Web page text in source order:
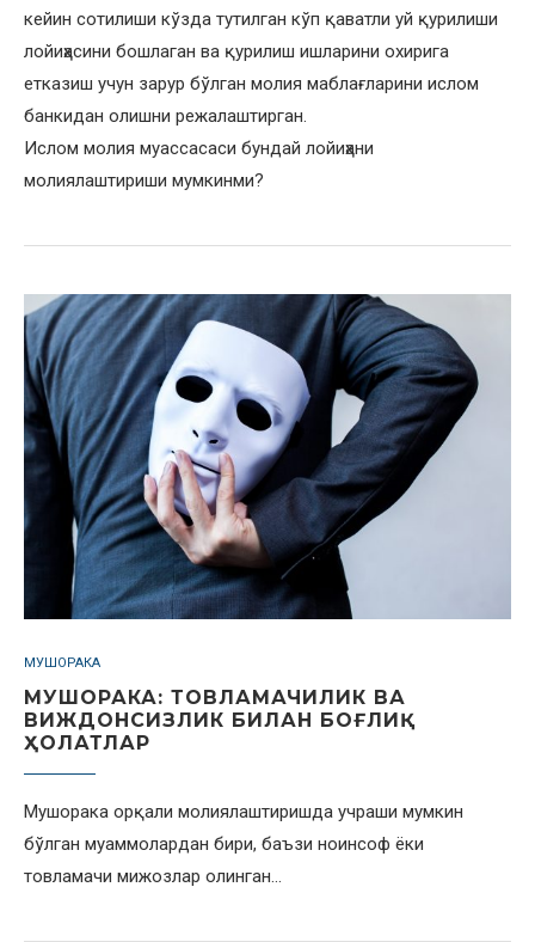
кейин сотилиши кўзда тутилган кўп қаватли уй қурилиши
лойиҳасини бошлаган ва қурилиш ишларини охирига
етказиш учун зарур бўлган молия маблағларини ислом
банкидан олишни режалаштирган.
Ислом молия муассасаси бундай лойиҳани
молиялаштириши мумкинми?
МУШОРАКА
МУШОРАКА: ТОВЛАМАЧИЛИК ВА
ВИЖДОНСИЗЛИК БИЛАН БОҒЛИҚ
ҲОЛАТЛАР
Мушорака орқали молиялаштиришда учраши мумкин
бўлган муаммолардан бири, баъзи ноинсоф ёки
товламачи мижозлар олинган…